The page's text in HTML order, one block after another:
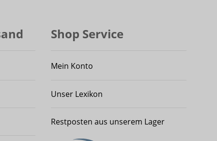
Shop Service
Mein Konto
Unser Lexikon
Restposten aus unserem Lager